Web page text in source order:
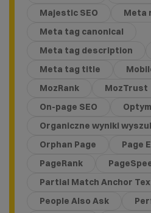
Majestic SEO
Meta
Meta tag canonical
Meta tag description
Meta tag title
MozRank
MozTrust
On-page SEO
Organiczne wyniki
Orphan Page
Page
PageRank
Partial Match Anchor
People Also Ask